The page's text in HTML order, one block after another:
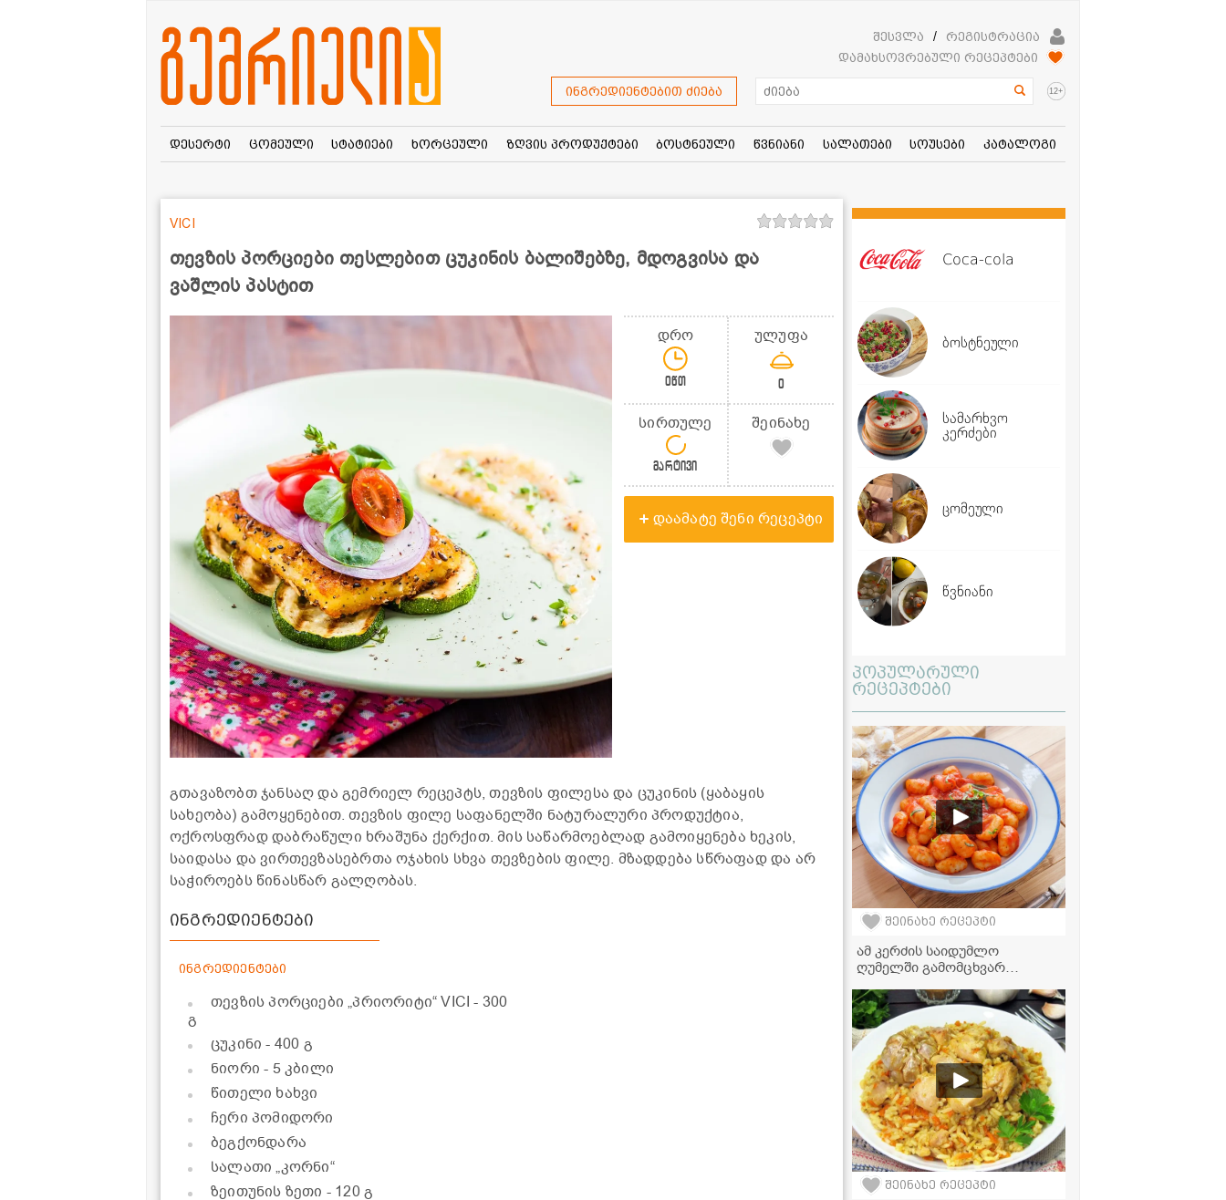
შესვლა /
რეგისტრაცია
დამახსოვრებული რეცეპტები
ინგრედიენტებით ძიება 12+
დესერტი ცომეული სტატიები ხორცეული ზღვის პროდუქტები ბოსტნეული წვნიანი სალათები სოუსები კატალოგი
თევზის პორციები თესლებით ცუკინის ბალიშებზე, მდოგვისა და
ვაშლის პასტით
VICI
დრო
0წთ
ულუფა
0
სირთულე
მარტივი
შეინახე
დაამატე შენი რეცეპტი
გთავაზობთ ჯანსაღ და გემრიელ რეცეპტს, თევზის ფილესა და ცუკინის (ყაბაყის
სახეობა) გამოყენებით. თევზის ფილე საფანელში ნატურალური პროდუქტია,
ოქროსფრად დაბრაწული ხრაშუნა ქერქით. მის საწარმოებლად გამოიყენება ხეკის,
საიდასა და ვირთევზასებრთა ოჯახის სხვა თევზების ფილე. მზადდება სწრაფად და არ
საჭიროებს წინასწარ გალღობას.
ინგრედიენტები
ინგრედიენტები
თევზის პორციები „პრიორიტი“ VICI- 300
გ
ცუკინი- 400 გ
ნიორი- 5 კბილი
წითელი ხახვი
ჩერი პომიდორი
ბეგქონდარა
სალათი „კორნი“
ზეითუნის ზეთი - 120 გ
Coca-cola
ბოსტნეული
სამარხვო
კერძები
ცომეული
წვნიანი
პოპულარული
რეცეპტები
შეინახე რეცეპტი
ამ კერძის საიდუმლო
ღუმელში გამომცხვარ
და ნაზი კარტოფილის ნიოკი
ტომატის სოუსში
შეინახე რეცეპტი